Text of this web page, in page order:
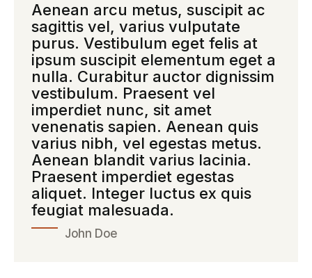
Aenean arcu metus, suscipit ac
sagittis vel, varius vulputate
purus. Vestibulum eget felis at
ipsum suscipit elementum eget a
nulla. Curabitur auctor dignissim
vestibulum. Praesent vel
imperdiet nunc, sit amet
venenatis sapien. Aenean quis
varius nibh, vel egestas metus.
Aenean blandit varius lacinia.
Praesent imperdiet egestas
aliquet. Integer luctus ex quis
feugiat malesuada.
John Doe